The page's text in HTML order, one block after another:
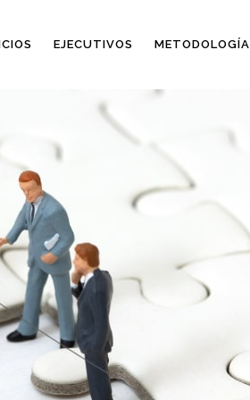
EJECUTIVOS METODOLOGÍA